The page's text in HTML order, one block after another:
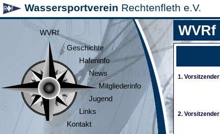
Wassersportverein Rechtenfleth e.V.
WVRf
Geschichte
Hafeninfo
News
Mitgliederinfo
Jugend
Links
Kontakt
WVRf
1.
2.